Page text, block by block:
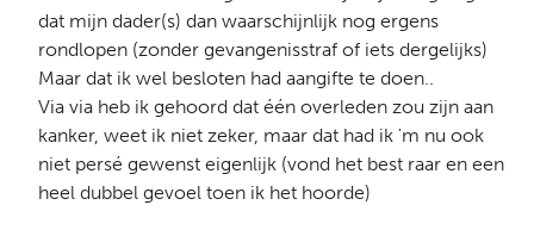
dat mijn dader(s) dan waarschijnlijk nog ergens
rondlopen (zonder gevangenisstraf of iets dergelijks)
Maar dat ik wel besloten had aangifte te doen..
Via via heb ik gehoord dat één overleden zou zijn aan
kanker, weet ik niet zeker, maar dat had ik 'm nu ook
niet persé gewenst eigenlijk (vond het best raar en een
heel dubbel gevoel toen ik het hoorde)